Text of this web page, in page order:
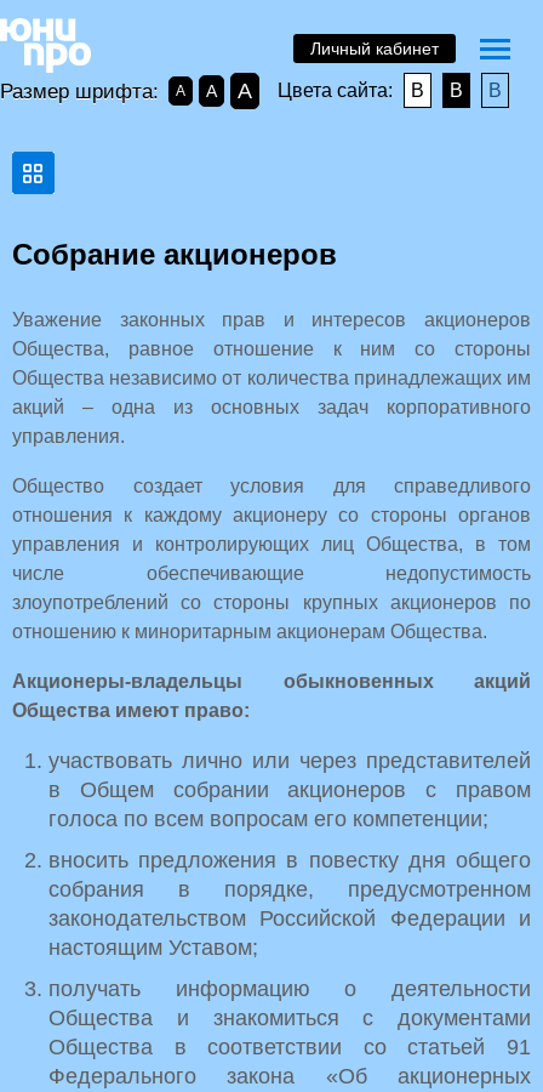
Размер шрифта: A A A Цвета сайта: B B B
Личный кабинет
Собрание акционеров
Уважение законных прав и интересов акционеров
Общества, равное отношение к ним со стороны
Общества независимо от количества принадлежащих им
акций – одна из основных задач корпоративного
управления.
Общество создает условия для справедливого
отношения к каждому акционеру со стороны органов
управления и контролирующих лиц Общества, в том
числе обеспечивающие недопустимость
злоупотреблений со стороны крупных акционеров по
отношению к миноритарным акционерам Общества.
Акционеры-владельцы обыкновенных акций
Общества имеют право:
участвовать лично или через представителей
в Общем собрании акционеров с правом
голоса по всем вопросам его компетенции;
вносить предложения в повестку дня общего
собрания в порядке, предусмотренном
законодательством Российской Федерации и
настоящим Уставом;
получать информацию о деятельности
Общества и знакомиться с документами
Общества в соответствии со статьей 91
Федерального закона «Об акционерных